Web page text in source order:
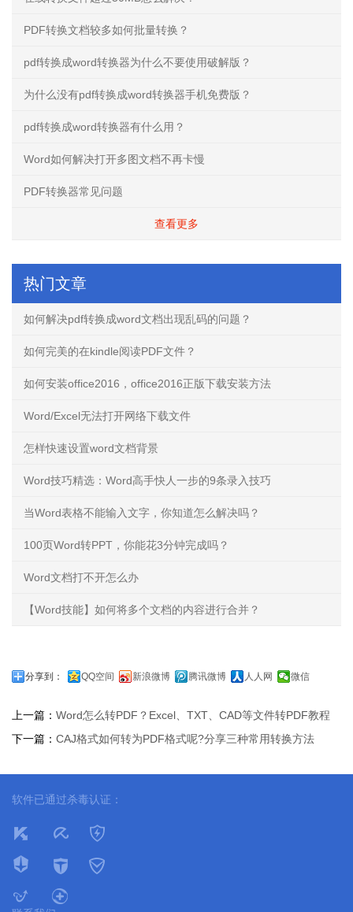
PDF转换文档较多如何批量转换？
pdf转换成word转换器为什么不要使用破解版？
为什么没有pdf转换成word转换器手机免费版？
pdf转换成word转换器有什么用？
Word如何解决打开多图文档不再卡慢
PDF转换器常见问题
查看更多
热门文章
如何解决pdf转换成word文档出现乱码的问题？
如何完美的在kindle阅读PDF文件？
如何安装office2016，office2016正版下载安装方法
Word/Excel无法打开网络下载文件
怎样快速设置word文档背景
Word技巧精选：Word高手快人一步的9条录入技巧
当Word表格不能输入文字，你知道怎么解决吗？
100页Word转PPT，你能花3分钟完成吗？
Word文档打不开怎么办
【Word技能】如何将多个文档的内容进行合并？
分享到： QQ空间 新浪微博 腾讯微博 人人网 微信
上一篇： Word怎么转PDF？Excel、TXT、CAD等文件转PDF教程
下一篇： CAJ格式如何转为PDF格式呢?分享三种常用转换方法
软件已通过杀毒认证：